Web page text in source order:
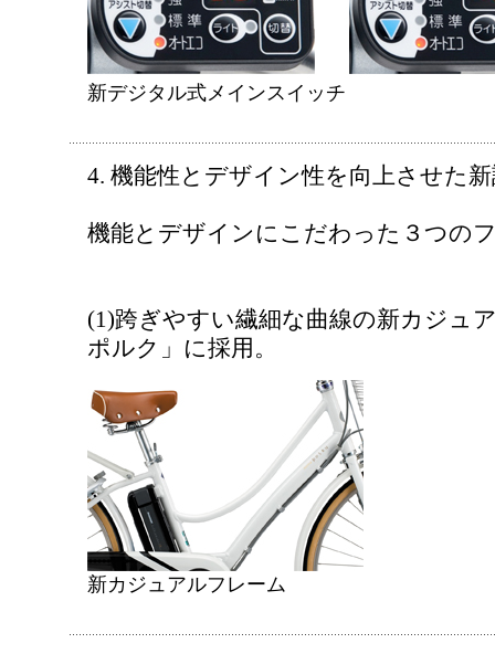
新デジタル式メインスイッチ
4. 機能性とデザイン性を向上させた
機能とデザインにこだわった３つの
(1)跨ぎやすい繊細な曲線の新カジュ
ポルク」に採用。
新カジュアルフレーム